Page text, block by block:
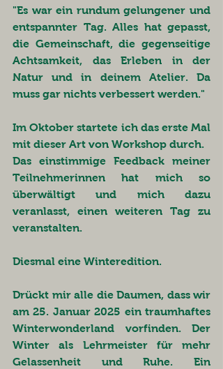
"Es war ein rundum gelungener und
entspannter Tag. Alles hat gepasst,
die Gemeinschaft, die gegenseitige
Achtsamkeit, das Erleben in der
Natur und in deinem Atelier. Da
muss gar nichts verbessert werden."
Im Oktober startete ich das erste Mal
mit dieser Art von Workshop durch.
Das einstimmige Feedback meiner
Teilnehmerinnen hat mich so
überwältigt und mich dazu
veranlasst, einen weiteren Tag zu
veranstalten.
Diesmal eine Winteredition.
Drückt mir alle die Daumen, dass wir
am 25. Januar 2025 ein traumhaftes
Winterwonderland vorfinden. Der
Winter als Lehrmeister für mehr
Gelassenheit und Ruhe. Ein